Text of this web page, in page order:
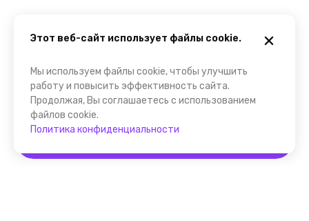
Этот веб-сайт использует файлы cookie.
Мы используем файлы cookie, чтобы улучшить
работу и повысить эффективность сайта.
Продолжая, Вы соглашаетесь с использованием
файлов cookie.
Политика конфиденциальности